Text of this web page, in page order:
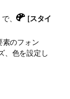
で、 [スタイ
素のフォン
、色を設定し